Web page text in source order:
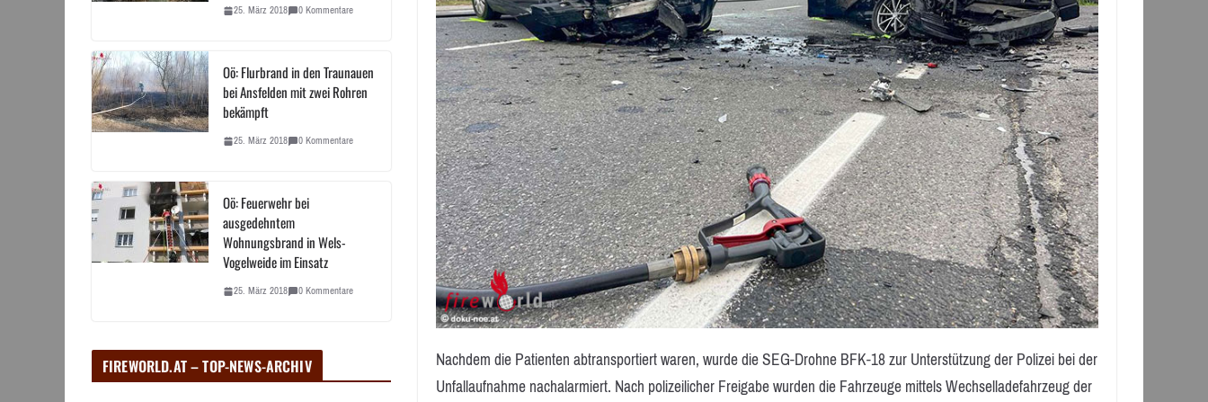
Nachdem die Patienten abtransportiert waren, wurde die SEG-Drohne BFK-18 zur Unterstützung der Polizei bei der
Unfallaufnahme nachalarmiert. Nach polizeilicher Freigabe wurden die Fahrzeuge mittels Wechselladefahrzeug der
25. März 2018 0 Kommentare
Oö: Flurbrand in den Traunauen
bei Ansfelden mit zwei Rohren
bekämpft
25. März 2018 0 Kommentare
Oö: Feuerwehr bei
ausgedehntem
Wohnungsbrand in Wels-
Vogelweide im Einsatz
25. März 2018 0 Kommentare
FIREWORLD.AT – TOP-NEWS-ARCHIV